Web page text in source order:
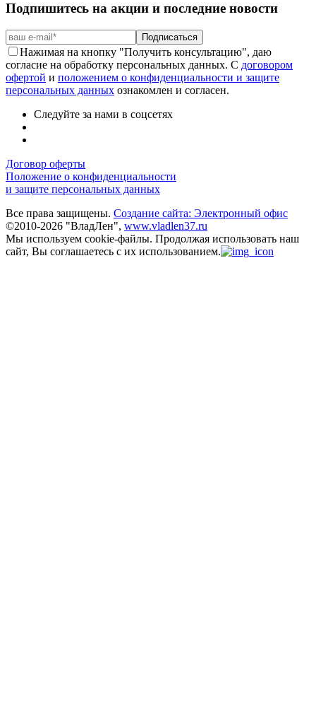
Подпишитесь на акции и последние новости
Подписаться
Нажимая на кнопку "Получить консультацию", даю
согласие на обработку персональных данных. С договором
офертой и положением о конфиденциальности и защите
персональных данных ознакомлен и согласен.
Следуйте за нами в соцсетях
Договор оферты
Положение о конфиденциальности
и защите персональных данных
Все права защищены. Создание сайта: Электронный офис
©2010-2026 "ВладЛен", www.vladlen37.ru
Мы используем cookie-файлы. Продолжая использовать наш
сайт, Вы соглашаетесь с их использованием.